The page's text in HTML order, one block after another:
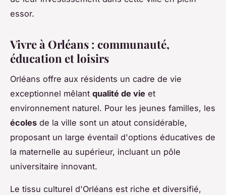
essor.
Vivre à Orléans : communauté,
éducation et loisirs
Orléans offre aux résidents un cadre de vie
exceptionnel mêlant qualité de vie et
environnement naturel. Pour les jeunes familles, les
écoles de la ville sont un atout considérable,
proposant un large éventail d'options éducatives de
la maternelle au supérieur, incluant un pôle
universitaire innovant.
Le tissu culturel d'Orléans est riche et diversifié,